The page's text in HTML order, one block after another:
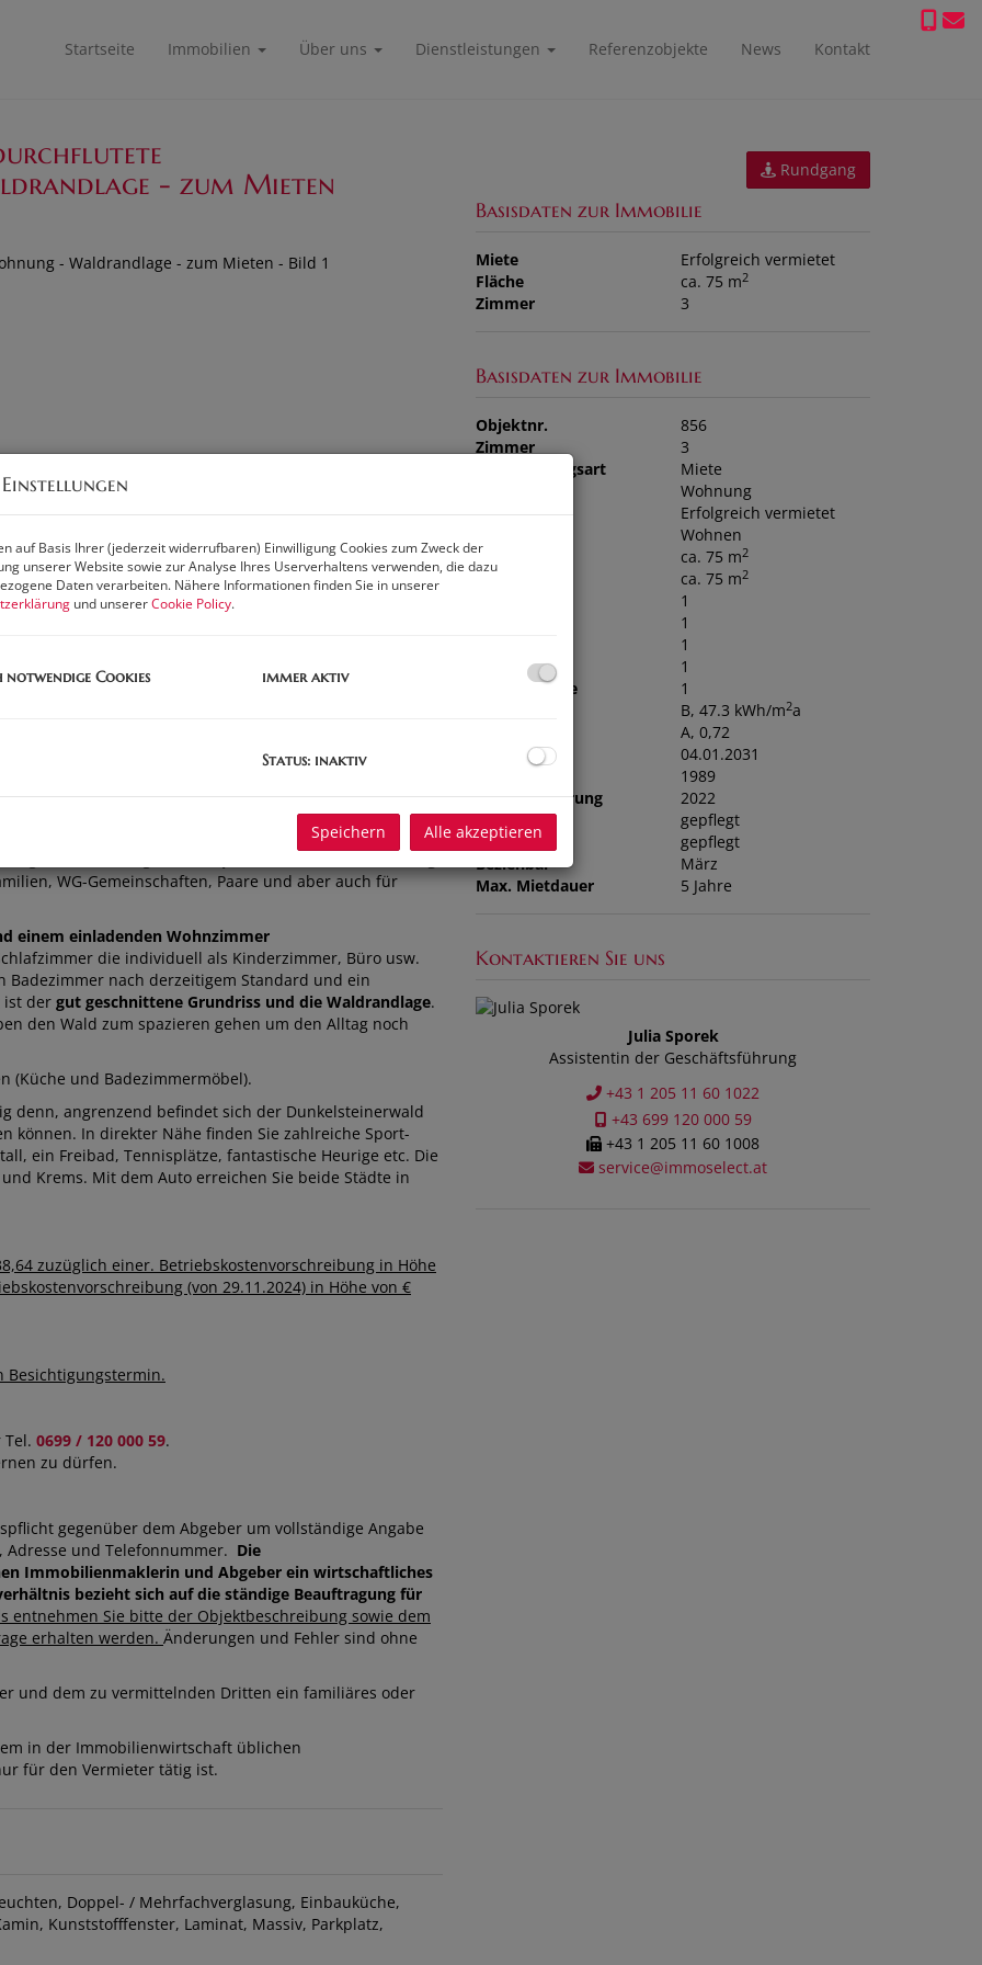
Startseite Immobilien Über uns Dienstleistungen Referenzobjekte News Kontakt
- zum Mieten
1989 errichtet wurde und sich in einem guten und
Aufgrund der
WG-Gemeinschaften, Paare und aber auch für
einem einladenden Wohnzimmer
die individuell als Kinderzimmer, Büro usw.
nach derzeitigem Standard und ein
ist der gut geschnittene Grundriss und die Waldrandlage.
den Wald zum spazieren gehen um den Alltag noch
(Küche und Badezimmermöbel).
denn, angrenzend befindet sich der Dunkelsteinerwald
können. In direkter Nähe finden Sie zahlreiche Sport-
ein Freibad, Tennisplätze, fantastische Heurige etc. Die
Krems. Mit dem Auto erreichen Sie beide Städte in
zuzüglich einer. Betriebskostenvorschreibung in Höhe
(von 29.11.2024) in Höhe von €
Besichtigungstermin.
0699 / 120 000 59.
zu dürfen.
gegenüber dem Abgeber um vollständige Angabe
und Telefonnummer. Die
Immobilienmaklerin und Abgeber ein wirtschaftliches
bezieht sich auf die ständige Beauftragung für
entnehmen Sie bitte der Objektbeschreibung sowie dem
erhalten werden. Änderungen und Fehler sind ohne
und dem zu vermittelnden Dritten ein familiäres oder
in der Immobilienwirtschaft üblichen
für den Vermieter tätig ist.
Doppel- / Mehrfachverglasung Einbauküche
Kunststofffenster Laminat Massiv Parkplatz
Rundgang
Basisdaten zur Immobilie
Miete
Erfolgreich vermietet
Fläche
ca. 75 m2
Zimmer 3
Basisdaten zur Immobilie
Objektnr.
856
Zimmer
3
Vermarktungsart
Miete
Wohnung
Miete
Erfolgreich vermietet
Wohnen
Fläche
ca. 75 m2
Wohnfläche ca. 75 m2
1
1
1
1
Abstellräume
1
B, 47.3 kWh/m2a
A, 0,72
gültig bis
04.01.2031
1989
Letzte Sanierung
2022
Zustand
gepflegt
Hauszustand
gepflegt
Beziehbar
März
Max. Mietdauer
5 Jahre
Kontaktieren Sie uns
Julia Sporek
Assistentin der Geschäftsführung
+43 1 205 11 60 1022
+43 699 120 000 59
+43 1 205 11 60 1008
service@immoselect.at
auf Basis Ihrer (jederzeit widerrufbaren) Einwilligung Cookies zum Zweck der
unserer Website sowie zur Analyse Ihres Userverhaltens verwenden, die dazu
Daten verarbeiten. Nähere Informationen finden Sie in unserer
und unsererCookie Policy.
notwendige Cookies immer aktiv
Status: inaktiv
Speichern Alle akzeptieren